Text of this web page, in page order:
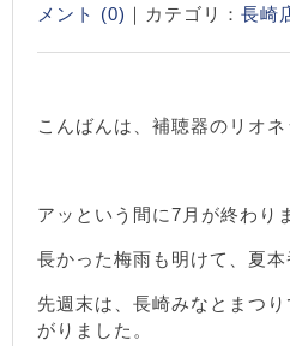
メント (0) ｜カテゴリ： 長崎
こんばんは、補聴器のリオネ
アッという間に7月が終わり
長かった梅雨も明けて、夏本
先週末は、長崎みなとまつ
がりました。